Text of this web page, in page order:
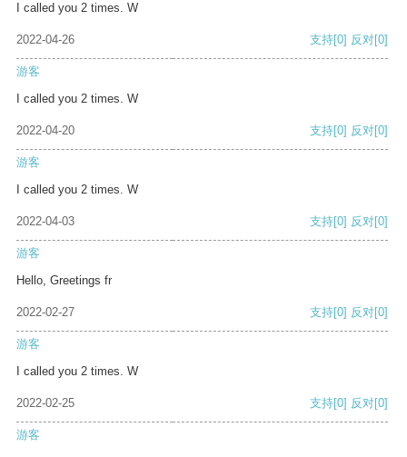
I called you 2 times. W
2022-04-26 支持[0] 反对[0]
游客
I called you 2 times. W
2022-04-20 支持[0] 反对[0]
游客
I called you 2 times. W
2022-04-03 支持[0] 反对[0]
游客
Hello, Greetings fr
2022-02-27 支持[0] 反对[0]
游客
I called you 2 times. W
2022-02-25 支持[0] 反对[0]
游客